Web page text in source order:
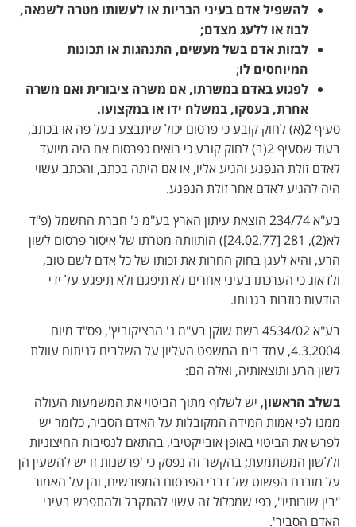
להשפיל אדם בעיני הבריות או לעשותו מטרה לשנאה,
לבוז או ללעג מצדם;
לבזות אדם בשל מעשים, התנהגות או תכונות
המיוחסים לו;
לפגוע באדם במשרתו, אם משרה ציבורית ואם משרה
אחרת, בעסקו, במשלח ידו או במקצועו.
סעיף 2(א) לחוק קובע כי פרסום יכול שיתבצע בעל פה או בכתב,
בעוד שסעיף 2(ב) לחוק קובע כי רואים כפרסום אם היה מיועד
לאדם זולת הנפגע והגיע אליו, או אם היתה בכתב, והכתב עשוי
היה להגיע לאדם אחר זולת הנפגע.
בע"א 234/74 הוצאת עיתון הארץ בע"מ נ' חברת החשמל (פ"ד
לא(2), 281 [24.02.77]) הותוותה מטרתו של איסור פרסום לשון
הרע, והיא לעגן בחוק החרות את זכותו של כל אדם לשם טוב,
ולדאוג כי הערכתו בעיני אחרים לא תיפגם ולא תיפגע על ידי
הודעות כוזבות בגנותו.
בע"א 4534/02 רשת שוקן בע"מ נ' הרציקוביץ', פס"ד מיום
4.3.2004, עמד בית המשפט העליון על השלבים לניתוח עוולת
לשון הרע ותוצאותיה, ואלה הם:
בשלב הראשון, יש לשלוף מתוך הביטוי את המשמעות העולה
ממנו לפי אמות המידה המקובלות על האדם הסביר, כלומר יש
לפרש את הביטוי באופן אובייקטיבי, בהתאם לנסיבות החיצוניות
וללשון המשתמעת; בהקשר זה נפסק כי 'פרשנות זו יש להשעין הן
על מובנם הפשוט של דברי הפרסום המפורשים, והן על האמור
"בין שורותיו", כפי שמכלול זה עשוי להתקבל ולהתפרש בעיני
האדם הסביר'.